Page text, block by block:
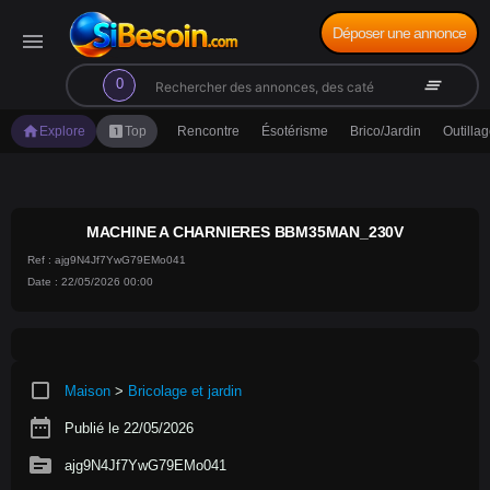
menu
0
search clear_all
Déposer une annonce
home Explore looks_oneTop Rencontre Ésotérisme Brico/Jardin
MACHINE A CHARNIERES BBM35MAN_230V
Ref : ajg9N4Jf7YwG79EMo041
Date : 22/05/2026 00:00
crop_square Maison > Bricolage et jardin
date_range Publié le 22/05/2026
source ajg9N4Jf7YwG79EMo041